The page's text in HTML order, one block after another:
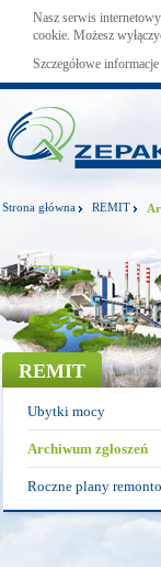
Nasz serwis
cookie. Możesz
Szczegółowe
Strona główna REMIT
REMIT
Ubytki mocy
Archiwum zgłoszeń
Roczne plany